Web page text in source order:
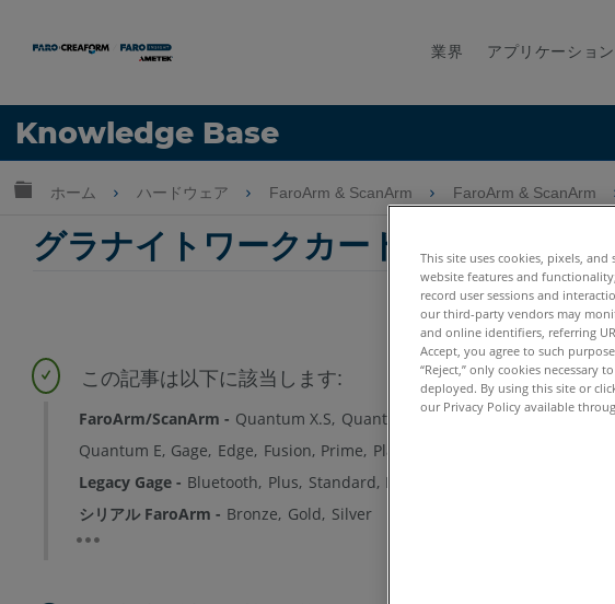
業界 アプリケーション
Knowledge Base
言語
グローバル階層を展開/折りたたむ
ホーム ハードウェア FaroArm & ScanArm FaroArm & ScanArm
グラナイトワークカートFAQ
FaroArm/ScanArm Quantum X.S Quantum X.M Quantum X.E
Quantum E Gage Edge Fusion Prime Platinum
Legacy Gage
Bluetooth Plus Standard Power
シリアル FaroArm
Bronze Gold Silver
This site uses cookies, pixels,
website features and
record user sessions and
our third-party vendors may
and online identifiers, referring
Accept, you agree to such
“Reject,” only cookies
deployed. By using this site or
our Privacy Policy available